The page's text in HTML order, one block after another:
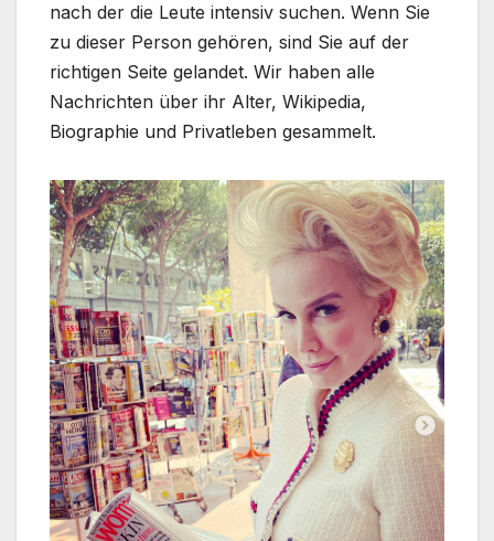
nach der die Leute intensiv suchen. Wenn Sie
zu dieser Person gehören, sind Sie auf der
richtigen Seite gelandet. Wir haben alle
Nachrichten über ihr Alter, Wikipedia,
Biographie und Privatleben gesammelt.